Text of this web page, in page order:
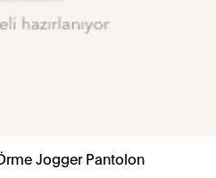
Jogger Pantolon